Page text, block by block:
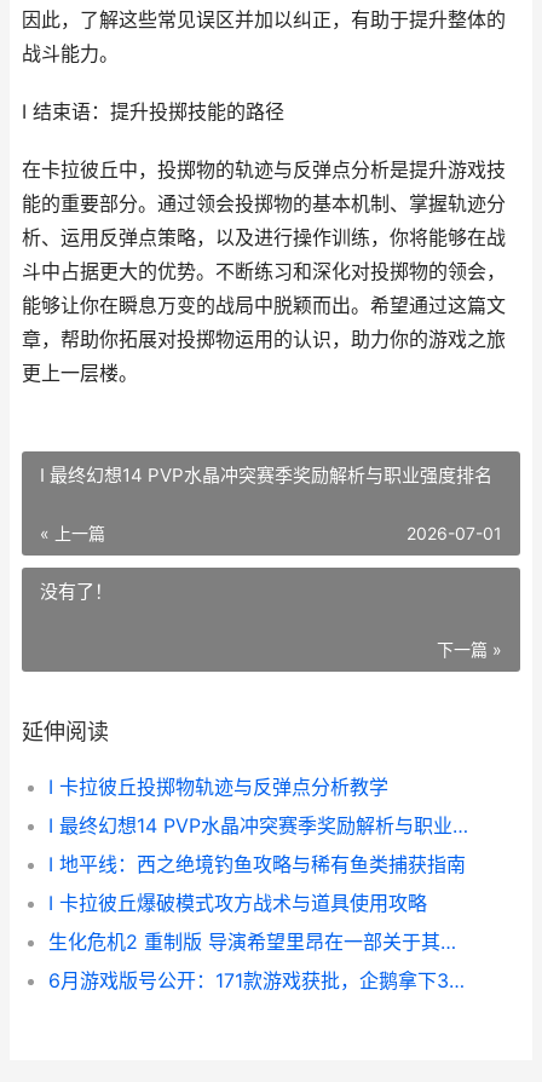
因此，了解这些常见误区并加以纠正，有助于提升整体的
战斗能力。
I 结束语：提升投掷技能的路径
在卡拉彼丘中，投掷物的轨迹与反弹点分析是提升游戏技
能的重要部分。通过领会投掷物的基本机制、掌握轨迹分
析、运用反弹点策略，以及进行操作训练，你将能够在战
斗中占据更大的优势。不断练习和深化对投掷物的领会，
能够让你在瞬息万变的战局中脱颖而出。希望通过这篇文
章，帮助你拓展对投掷物运用的认识，助力你的游戏之旅
更上一层楼。
I 最终幻想14 PVP水晶冲突赛季奖励解析与职业强度排名
« 上一篇 2026-07-01
没有了！
下一篇 »
延伸阅读
I 卡拉彼丘投掷物轨迹与反弹点分析教学
I 最终幻想14 PVP水晶冲突赛季奖励解析与职业强度排名
I 地平线：西之绝境钓鱼攻略与稀有鱼类捕获指南
I 卡拉彼丘爆破模式攻方战术与道具使用攻略
生化危机2 重制版 导演希望里昂在一部关于其退休生活的休闲游戏中回归——这听起来和 生化危机4：重制版 Requiem 截然不同。 生化危机2重制版下载
6月游戏版号公开：171款游戏获批，企鹅拿下3个，仙剑四重制版过审 4月游戏版号